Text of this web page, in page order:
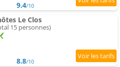
9.4/10
Le Clos
15 personnes)
8.8/10